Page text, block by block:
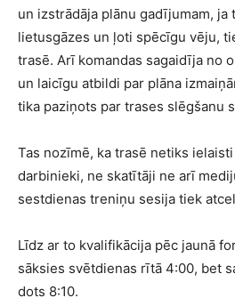
un izstrādāja plānu gadījumam, ja
lietusgāzes un ļoti spēcīgu vēju,
trasē. Arī komandas sagaidīja no
un laicīgu atbildi par plāna
tika paziņots par trases slēgšanu
Tas nozīmē, ka trasē netiks
darbinieki, ne skatītāji ne arī
sestdienas treniņu sesija tiek
Līdz ar to kvalifikācija pēc jaunā
sāksies svētdienas rītā 4:00, bet
dots 8:10.